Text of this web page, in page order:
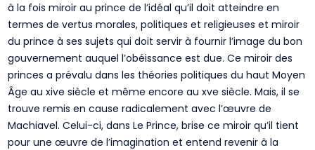
à la fois miroir au prince de l’idéal qu’il doit atteindre en
termes de vertus morales, politiques et religieuses et miroir
du prince à ses sujets qui doit servir à fournir l’image du bon
gouvernement auquel l’obéissance est due. Ce miroir des
princes a prévalu dans les théories politiques du haut Moyen
Âge au xive siècle et même encore au xve siècle. Mais, il se
trouve remis en cause radicalement avec l’œuvre de
Machiavel. Celui-ci, dans Le Prince, brise ce miroir qu’il tient
pour une œuvre de l’imagination et entend revenir à la